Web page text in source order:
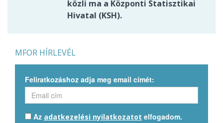
közli ma a Központi Statisztikai
Hivatal (KSH).
MFOR HÍRLEVÉL
Feliratkozáshoz adja meg email címét:
Az adatkezelési nyilatkozatot elfogadom.